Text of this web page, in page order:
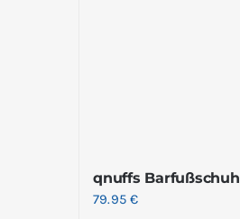
qnuffs Barfußschuh
79.95€